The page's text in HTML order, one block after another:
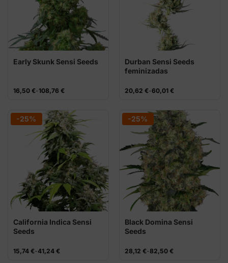
Early Skunk Sensi Seeds
16,50 €-108,76 €
Rango
16,50 €
hasta
108,76 €
Durban Sensi Seeds
feminizadas
20,62 €-60,01 €
Rango
20,62 €
hasta
60,01 €
-25%
California Indica Sensi
Seeds
15,74 €-41,24 €
Rango
-25%
Black Domina Sensi
Seeds
28,12 €-82,50 €
Rango